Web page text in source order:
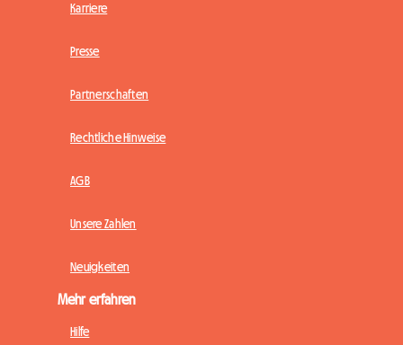
Karriere
Presse
Partnerschaften
Rechtliche Hinweise
AGB
Unsere Zahlen
Neuigkeiten
Mehr erfahren
Hilfe